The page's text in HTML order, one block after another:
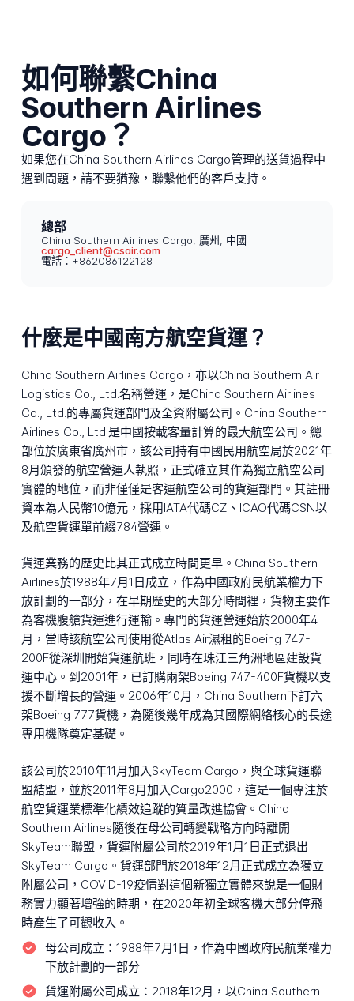
如何聯繫China
Southern Airlines
Cargo？
如果您在China Southern Airlines Cargo管理的送貨過程中
遇到問題，請不要猶豫，聯繫他們的客戶支持。
總部
China Southern Airlines Cargo, 廣州, 中國
cargo_client@csair.com
電話：+862086122128
什麼是中國南方航空貨運？
China Southern Airlines Cargo，亦以China Southern Air
Logistics Co., Ltd.名稱營運，是China Southern Airlines
Co., Ltd.的專屬貨運部門及全資附屬公司。China Southern
Airlines Co., Ltd.是中國按載客量計算的最大航空公司。總
部位於廣東省廣州市，該公司持有中國民用航空局於2021年
8月頒發的航空營運人執照，正式確立其作為獨立航空公司
實體的地位，而非僅僅是客運航空公司的貨運部門。其註冊
資本為人民幣10億元，採用IATA代碼CZ、ICAO代碼CSN以
及航空貨運單前綴784營運。
貨運業務的歷史比其正式成立時間更早。China Southern
Airlines於1988年7月1日成立，作為中國政府民航業權力下
放計劃的一部分，在早期歷史的大部分時間裡，貨物主要作
為客機腹艙貨運進行運輸。專門的貨運營運始於2000年4
月，當時該航空公司使用從Atlas Air濕租的Boeing 747-
200F從深圳開始貨運航班，同時在珠江三角洲地區建設貨
運中心。到2001年，已訂購兩架Boeing 747-400F貨機以支
援不斷增長的營運。2006年10月，China Southern下訂六
架Boeing 777貨機，為隨後幾年成為其國際網絡核心的長途
專用機隊奠定基礎。
該公司於2010年11月加入SkyTeam Cargo，與全球貨運聯
盟結盟，並於2011年8月加入Cargo2000，這是一個專注於
航空貨運業標準化績效追蹤的質量改進協會。China
Southern Airlines隨後在母公司轉變戰略方向時離開
SkyTeam聯盟，貨運附屬公司於2019年1月1日正式退出
SkyTeam Cargo。貨運部門於2018年12月正式成立為獨立
附屬公司，COVID-19疫情對這個新獨立實體來說是一個財
務實力顯著增強的時期，在2020年初全球客機大部分停飛
時產生了可觀收入。
母公司成立： 1988年7月1日，作為中國政府民航業權力
下放計劃的一部分
貨運附屬公司成立： 2018年12月，以China Southern